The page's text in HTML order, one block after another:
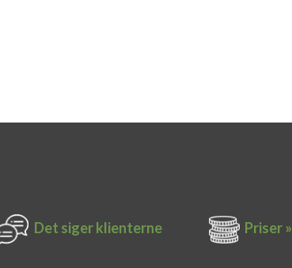
Det siger k​lienterne​ Priser »